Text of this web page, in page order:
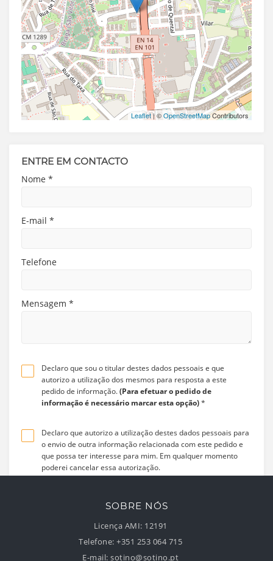
Leaflet| ©OpenStreetMapContributors
ENTRE EM CONTACTO
Nome *
E-mail *
Telefone
Mensagem *
Declaro que sou o titular destes dados pessoais e que
autorizo a utilização dos mesmos para resposta a este
pedido de informação.(Para efetuar o pedido de
informação é necessário marcar esta opção)*
Declaro que autorizo a utilização destes dados pessoais para
o envio de outra informação relacionada com este pedido e
que possa ter interesse para mim. Em qualquer momento
poderei cancelar essa autorização.
SOBRE NÓS
Licença AMI: 12191
Telefone: +351 253 064 715
E-mail: sotino@sotino.pt